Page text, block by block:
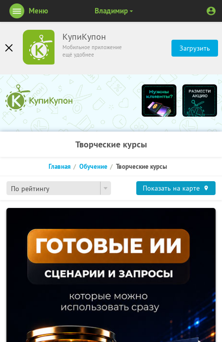
КупиКупон
Мобильное приложение
ещё удобнее
Загрузить
Меню Владимир
Творческие курсы
По рейтингу
Главная Обучение Творческие курсы
Показать на карте